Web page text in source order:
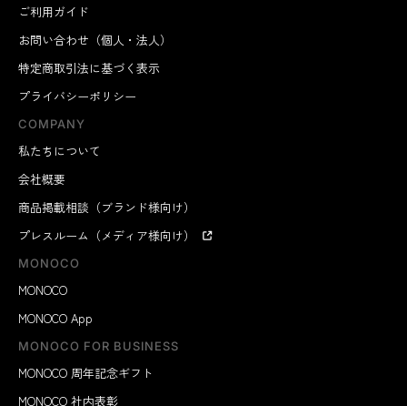
ご利用ガイド
お問い合わせ（個人・法人）
特定商取引法に基づく表示
プライバシーポリシー
COMPANY
私たちについて
会社概要
商品掲載相談（ブランド様向け）
プレスルーム（メディア様向け）
MONOCO
MONOCO
MONOCO App
MONOCO FOR BUSINESS
MONOCO 周年記念ギフト
MONOCO 社内表彰